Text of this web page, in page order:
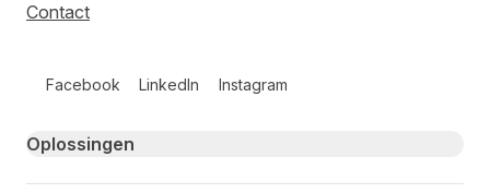
Contact
Facebook LinkedIn Instagram
Primary footer navigation
Oplossingen